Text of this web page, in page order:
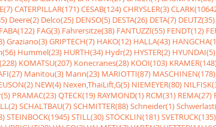
CATERPILLAR(171)CESAB(124)CHRYSLER(3)
Deere(2) Delco(25) DENSO(5) DESTA(26) DETA(7) DEUTZ(35)
FABA(122) FAG(3) Fahrersitze(38) FANTUZZI(55) FENDT(12)
Graziano(3)GRIPTECH(7) HAKO(12) HALLA(43)
Hummel(23) HURTH(34) Hydr(2) HYSTER(2) HYUNDAI(5)
KOMATSU(207) Konecranes(28) KOOI(103)
Manitou(3) Mann(23) MARIOTTI(87) MASCHINEN(178)
NEW(4) Nexen,ThaiLift,G(5) NIEMEYER(80)
PRAMAC(23)QTECK(19) RAYMOND(1) RCM(31) REMA(27)
SCHALTBAU(7)SCHMITTER(88)Schneider(1)
STEINBOCK(1945)STILL(30)STÖCKLIN(181)SVETRUCK(135)